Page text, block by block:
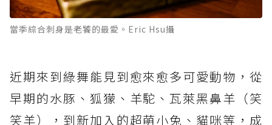
當季綜合刺身是老饕的最愛。Eric Hsu攝
近期來到綠舞能見到愈來愈多可愛動物，從
早期的水豚、狐獴、羊駝、瓦萊黑鼻羊（笑
笑羊），到新加入的超萌小兔、貓咪等，成